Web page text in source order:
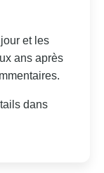
et les
ans après
dans